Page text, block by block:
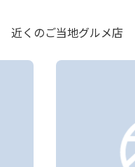
近くのご当地グルメ店